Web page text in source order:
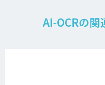
AI-OCRの関